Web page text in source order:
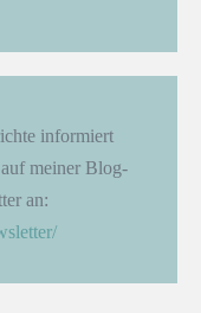
informiert
meiner Blog-
an: